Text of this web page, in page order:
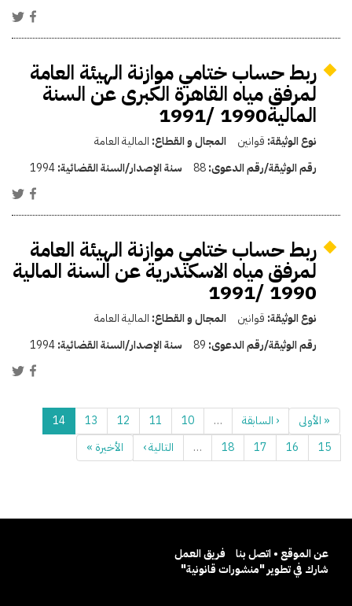
ربط حساب ختامي موازنة الهيئة العامة
لمرفق مياه القاهرة الكبرى عن السنة
المالية1990 /1991
نوع الوثيقة: قوانين المجال و القطاع: المالية العامة
رقم الوثيقة/رقم الدعوى:88 سنة الإصدار/السنة القضائية:1994
ربط حساب ختامي موازنة الهيئة العامة
لمرفق مياه الاسكندرية عن السنة المالية
1990 /1991
نوع الوثيقة: قوانين المجال و القطاع: المالية العامة
رقم الوثيقة/رقم الدعوى: 89 سنة الإصدار/السنة القضائية:1994
« الأولى ‹ السابقة …
10
11
12
13
14
15
16
17
18
… التالية › الأخيرة »
عن الموقع • اتصل بنا
فريق العمل
شارك في تطوير "منشورات قانونية"